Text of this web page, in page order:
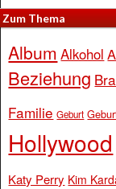
Zum Thema
Album Alkohol
Beziehung
Familie Geburt
Hollywood
Katy Perry Kim